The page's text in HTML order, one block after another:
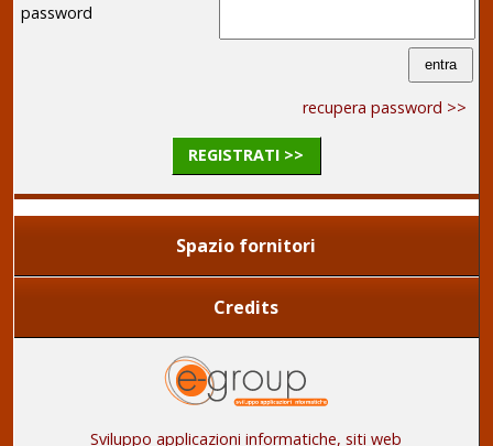
password
recupera password >>
REGISTRATI >>
Spazio fornitori
Credits
Sviluppo applicazioni informatiche, siti web